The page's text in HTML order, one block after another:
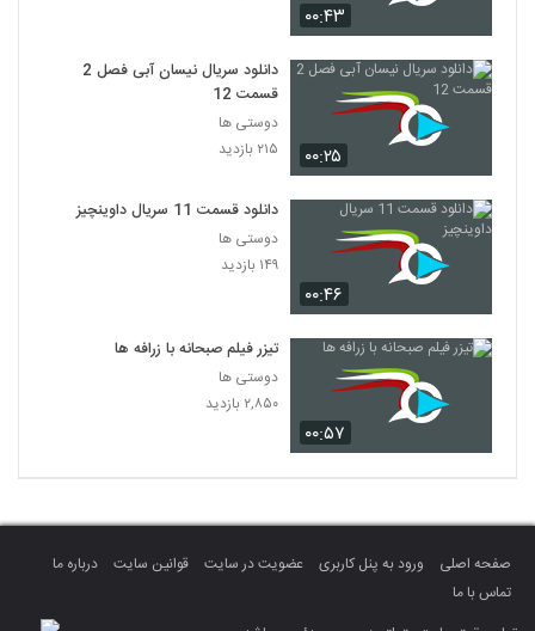
۰۰:۴۳
۰۰:۲۵
دانلود سریال نیسان آبی فصل 2
قسمت 12
دوستی ها
۲۱۵ بازدید
۰۰:۴۶
دانلود قسمت 11 سریال داوینچیز
دوستی ها
۱۴۹ بازدید
۰۰:۵۷
تیزر فیلم صبحانه با زرافه ها
دوستی ها
۲,۸۵۰ بازدید
صفحه اصلی ورود به پنل کاربری عضویت در سایت قوانین سایت
درباره ما
تماس با ما